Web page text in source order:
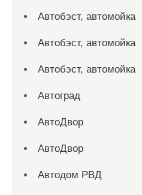
Автобэст, автомойка
Автобэст, автомойка
Автобэст, автомойка
Автоград
АвтоДвор
АвтоДвор
Автодом РВД